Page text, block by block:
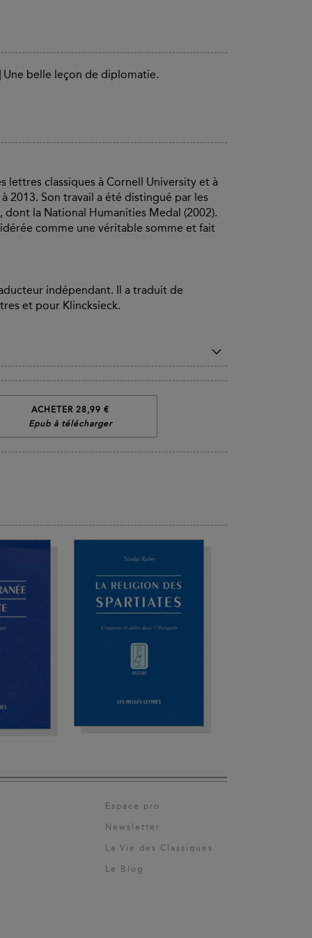
Une belle leçon de diplomatie.
lettres classiques à Cornell University et à
2013. Son travail a été distingué par les
dont la National Humanities Medal (2002).
comme une véritable somme et fait
indépendant. Il a traduit de
et pour Klincksieck.
ACHETER 28,99 €
Epub à télécharger
Espace pro
Newsletter
La Vie des Classiques
Le Blog